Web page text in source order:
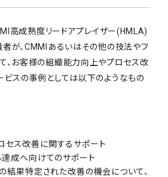
高成熟度リードアプレイザー(HMLA)
が、CMMIあるいはその他の技法やフ
、お客様の組織能力向上やプロセス改
ビスの事例としては以下のようなもの
セス改善に関するサポート
成へ向けてのサポート
結果特定された改善の機会について、